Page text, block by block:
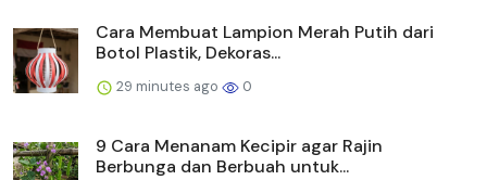
Cara Membuat Lampion Merah Putih dari
Botol Plastik, Dekoras...
29 minutes ago 0
9 Cara Menanam Kecipir agar Rajin
Berbunga dan Berbuah untuk...